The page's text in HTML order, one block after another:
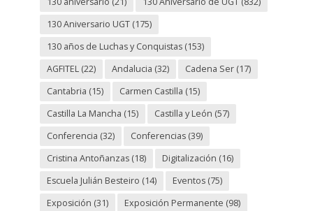
130 Aniversario UGT(175)
130 años de Luchas y Conquistas(153)
AGFITEL(22) Andalucia (32) Cadena Ser(17)
Cantabria (15) Carmen Castilla (15)
Castilla La Mancha (15) Castilla y León (57)
Conferencia (32) Conferencias(39)
Cristina Antoñanzas(18) Digitalización (16)
Escuela Julián Besteiro (14) Eventos(75)
Exposición (31) Exposición Permanente (98)